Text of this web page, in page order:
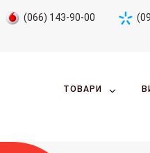
(066) 143-90-00
ТОВАРИ